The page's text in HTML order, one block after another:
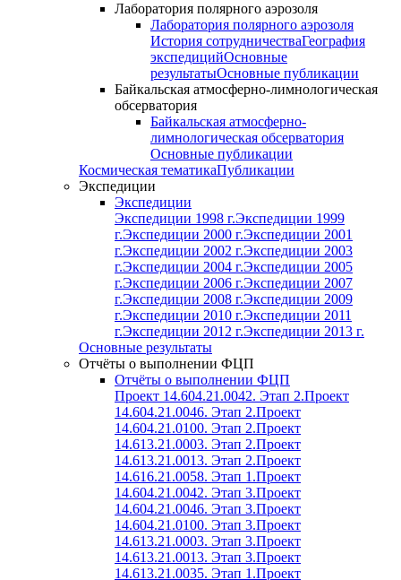
Лаборатория полярного аэрозоля
Лаборатория полярного аэрозоля
История сотрудничестваГеография
экспедицийОсновные
результатыОсновные публикации
Байкальская атмосферно-лимнологическая
обсерватория
Байкальская атмосферно-
лимнологическая обсерватория
Основные публикации
Космическая тематикаПубликации
Экспедиции
Экспедиции
Экспедиции 1998 г.Экспедиции 1999
г.Экспедиции 2000 г.Экспедиции 2001
г.Экспедиции 2002 г.Экспедиции 2003
г.Экспедиции 2004 г.Экспедиции 2005
г.Экспедиции 2006 г.Экспедиции 2007
г.Экспедиции 2008 г.Экспедиции 2009
г.Экспедиции 2010 г.Экспедиции 2011
г.Экспедиции 2012 г.Экспедиции 2013 г.
Основные результаты
Отчёты о выполнении ФЦП
Отчёты о выполнении ФЦП
Проект 14.604.21.0042. Этап 2.Проект
14.604.21.0046. Этап 2.Проект
14.604.21.0100. Этап 2.Проект
14.613.21.0003. Этап 2.Проект
14.613.21.0013. Этап 2.Проект
14.616.21.0058. Этап 1.Проект
14.604.21.0042. Этап 3.Проект
14.604.21.0046. Этап 3.Проект
14.604.21.0100. Этап 3.Проект
14.613.21.0003. Этап 3.Проект
14.613.21.0013. Этап 3.Проект
14.613.21.0035. Этап 1.Проект